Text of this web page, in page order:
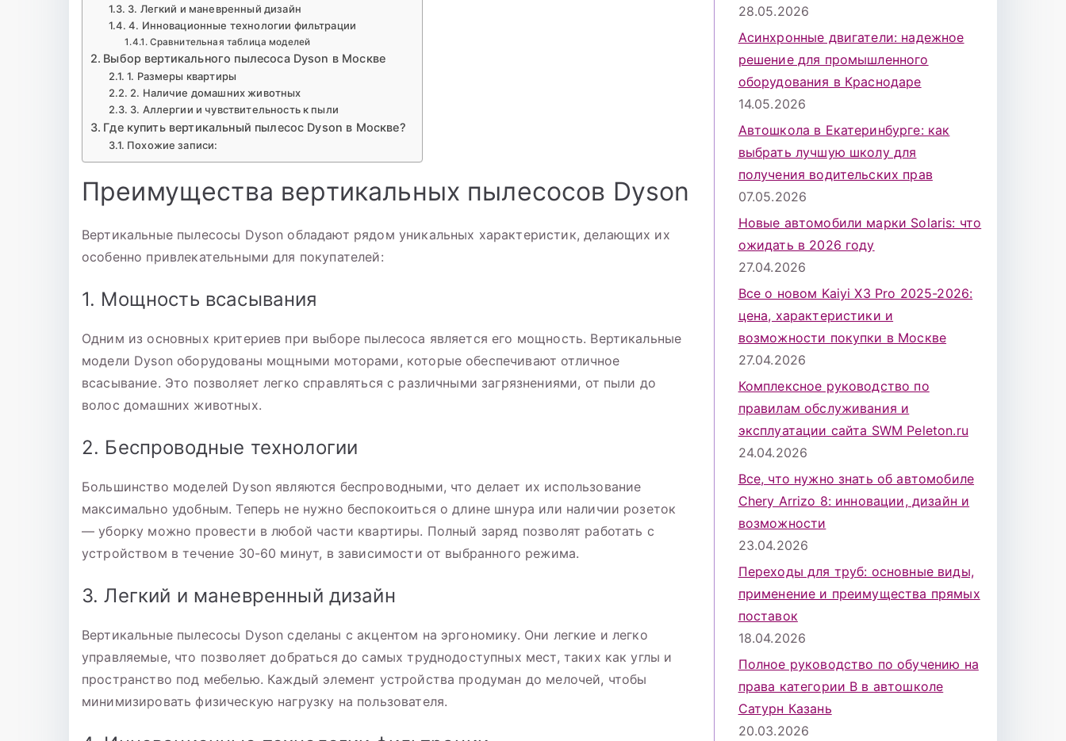
3. Легкий и маневренный дизайн
4. Инновационные технологии фильтрации
Сравнительная таблица моделей
Выбор вертикального пылесоса Dyson в Москве
1. Размеры квартиры
2. Наличие домашних животных
3. Аллергии и чувствительность к пыли
Где купить вертикальный пылесос Dyson в Москве?
Похожие записи:
Преимущества вертикальных пылесосов Dyson
Вертикальные пылесосы Dyson обладают рядом уникальных характеристик, делающих их
особенно привлекательными для покупателей:
1. Мощность всасывания
Одним из основных критериев при выборе пылесоса является его мощность. Вертикальные
модели Dyson оборудованы мощными моторами, которые обеспечивают отличное
всасывание. Это позволяет легко справляться с различными загрязнениями, от пыли до
волос домашних животных.
2. Беспроводные технологии
Большинство моделей Dyson являются беспроводными, что делает их использование
максимально удобным. Теперь не нужно беспокоиться о длине шнура или наличии розеток
— уборку можно провести в любой части квартиры. Полный заряд позволят работать с
устройством в течение 30-60 минут, в зависимости от выбранного режима.
3. Легкий и маневренный дизайн
Вертикальные пылесосы Dyson сделаны с акцентом на эргономику. Они легкие и легко
управляемые, что позволяет добраться до самых труднодоступных мест, таких как углы и
пространство под мебелью. Каждый элемент устройства продуман до мелочей, чтобы
минимизировать физическую нагрузку на пользователя.
28.05.2026
Асинхронные двигатели: надежное
решение для промышленного
оборудования в Краснодаре
14.05.2026
Автошкола в Екатеринбурге: как
выбрать лучшую школу для
получения водительских прав
07.05.2026
Новые автомобили марки Solaris: что
ожидать в 2026 году
27.04.2026
Все о новом Kaiyi X3 Pro 2025-2026:
цена, характеристики и
возможности покупки в Москве
27.04.2026
Комплексное руководство по
правилам обслуживания и
эксплуатации сайта SWM Peleton.ru
24.04.2026
Все, что нужно знать об автомобиле
Chery Arrizo 8: инновации, дизайн и
возможности
23.04.2026
Переходы для труб: основные виды,
применение и преимущества прямых
поставок
18.04.2026
Полное руководство по обучению на
права категории B в автошколе
Сатурн Казань
20.03.2026